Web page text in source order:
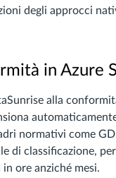
degli approcci
in Azure
alla
normativi come
di classificazione,
ore anziché mesi.